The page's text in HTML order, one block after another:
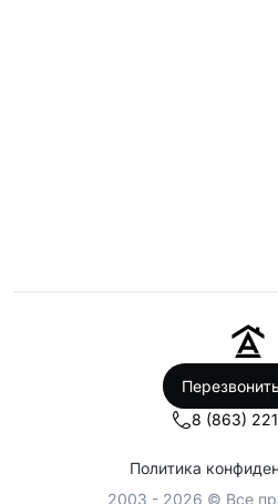
8 (863)
Политика
2003 - 2026 © Все